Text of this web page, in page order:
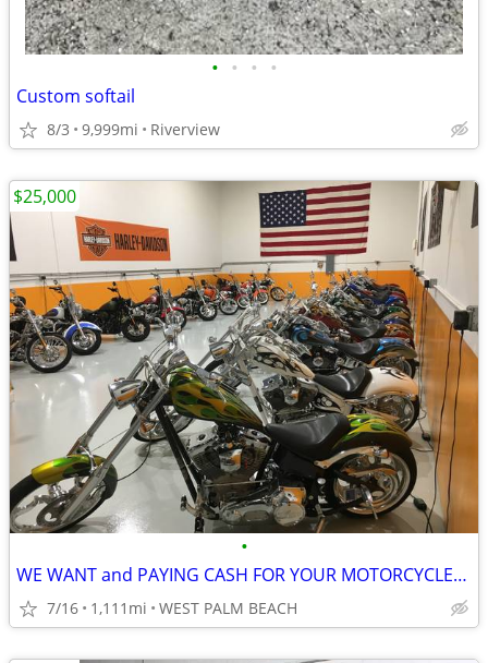
• • • •
Custom softail
8/3 9,999mi Riverview
•
WE WANT and PAYING CASH FOR YOUR MOTORCYCLES HARLEYS CHOPPERS
7/16 1,111mi WEST PALM BEACH
$25,000